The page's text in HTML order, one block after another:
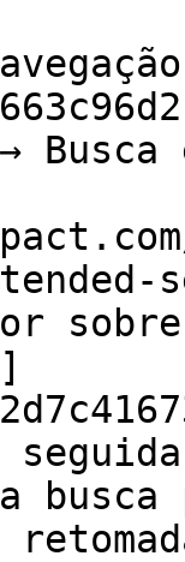
busca